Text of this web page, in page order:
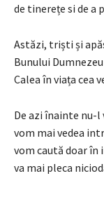
de tinerețe si de a
Astăzi, triști și
Bunului
Calea în viața cea
De azi înainte nu-l
vom mai vedea
vom caută doar în
va mai pleca